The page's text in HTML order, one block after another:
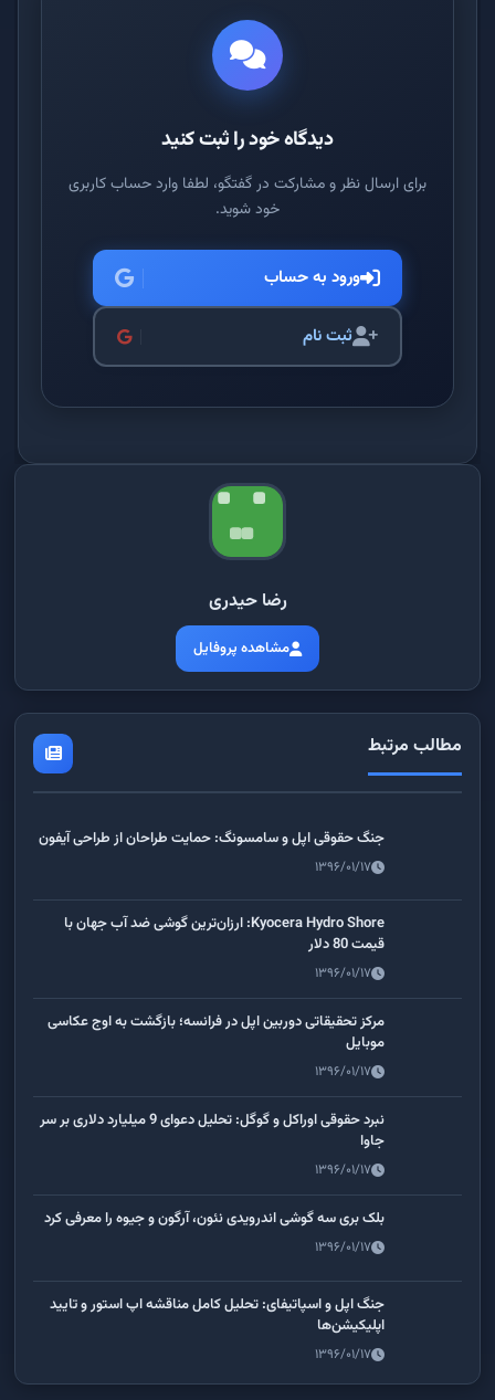
دیدگاه خود را ثبت کنید
برای ارسال نظر و مشارکت در گفتگو، لطفا وارد حساب کاربری
خود شوید.
ورود به حساب
ثبت نام
رضا حیدری
مشاهده پروفایل
مطالب مرتبط
جنگ حقوقی اپل و سامسونگ: حمایت طراحان از طراحی آیفون
۱۳۹۶/۰۱/۱۷
Kyocera Hydro Shore: ارزان‌ترین گوشی ضد آب جهان با
قیمت 80 دلار
۱۳۹۶/۰۱/۱۷
مرکز تحقیقاتی دوربین اپل در فرانسه؛ بازگشت به اوج عکاسی
موبایل
۱۳۹۶/۰۱/۱۷
نبرد حقوقی اوراکل و گوگل: تحلیل دعوای 9 میلیارد دلاری بر سر
جاوا
۱۳۹۶/۰۱/۱۷
بلک بری سه گوشی اندرویدی نئون، آرگون و جیوه را معرفی کرد
۱۳۹۶/۰۱/۱۷
جنگ اپل و اسپاتیفای: تحلیل کامل مناقشه اپ استور و تایید
اپلیکیشن‌ها
۱۳۹۶/۰۱/۱۷